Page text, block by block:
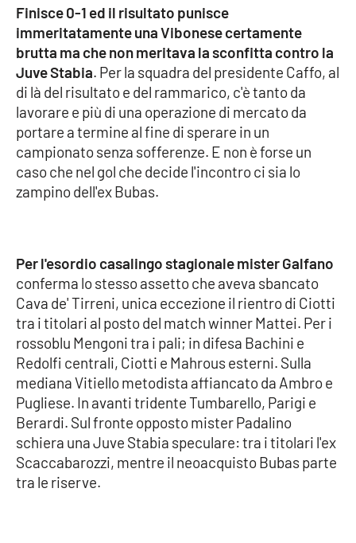
Politica
Sanità
Società
Sport
RUBRICHE
Parchi Marini Calabria
Leggendo Alvaro insieme
Imprese Di Calabria
Le perfidie di Antonella Grippo
Venti di comunicazione
STREAMING
Finisce 0-1 ed il risultato punisce
immeritatamente una Vibonese certamente
brutta ma che non meritava la sconfitta contro la
Juve Stabia. Per la squadra del presidente Caffo, al
di là del risultato e del rammarico, c'è tanto da
lavorare e più di una operazione di mercato da
portare a termine al fine di sperare in un
campionato senza sofferenze. E non è forse un
caso che nel gol che decide l'incontro ci sia lo
zampino dell'ex Bubas.
Per l'esordio casalingo stagionale mister Galfano
conferma lo stesso assetto che aveva sbancato
Cava de' Tirreni, unica eccezione il rientro di Ciotti
tra i titolari al posto del match winner Mattei. Per i
rossoblu Mengoni tra i pali; in difesa Bachini e
Redolfi centrali, Ciotti e Mahrous esterni. Sulla
mediana Vitiello metodista affiancato da Ambro e
Pugliese. In avanti tridente Tumbarello, Parigi e
Berardi. Sul fronte opposto mister Padalino
schiera una Juve Stabia speculare: tra i titolari l'ex
Scaccabarozzi, mentre il neoacquisto Bubas parte
tra le riserve.